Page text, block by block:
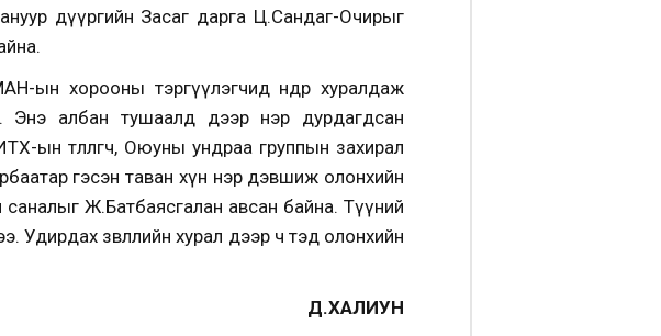
дүүргийн Засаг дарга Ц.Сандаг-Очирыг
ын хорооны тэргүүлэгчид өнөөдөр хуралдаж
албан тушаалд дээр нэр дурдагдсан
төлөөлөгч, Оюуны ундраа группын захирал
гэсэн таван хүн нэр дэвшиж олонхийн
Ж.Батбаясгалан авсан байна. Түүний
Удирдах зөвлөлийн хурал дээр ч тэд олонхийн
Д.ХАЛИУН